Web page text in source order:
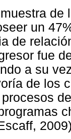
un
de
fue
a su
de los